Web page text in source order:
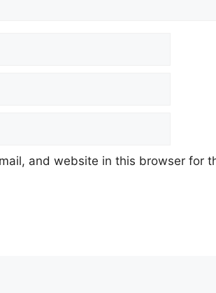
and website in this browser for